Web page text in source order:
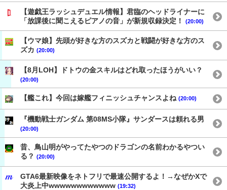
【遊戯王ラッシュデュエル情報】君臨のヘッドライナーに
「放課後に聞こえるピアノの音」が新規収録決定！
(20:00)
【ウマ娘】先頭が好きな方のスズカと戦闘が好きな方のス
ズカ (20:00)
【8月LOH】ドトウの金スキルはどれ取ったほうがいい？
(20:00)
【艦これ】今回は嫁艦フィニッシュチャンスよね (20:00)
『機動戦士ガンダム 第08MS小隊』サンダースは頼れる男
(20:00)
昔、鳥山明がやってたやつのドラゴンの名前わかるやつい
る？ (20:00)
GTA6最新映像をネトフリで最速公開するよ！→なぜかXで
大炎上中wwwwwwwwwwww (19:32)